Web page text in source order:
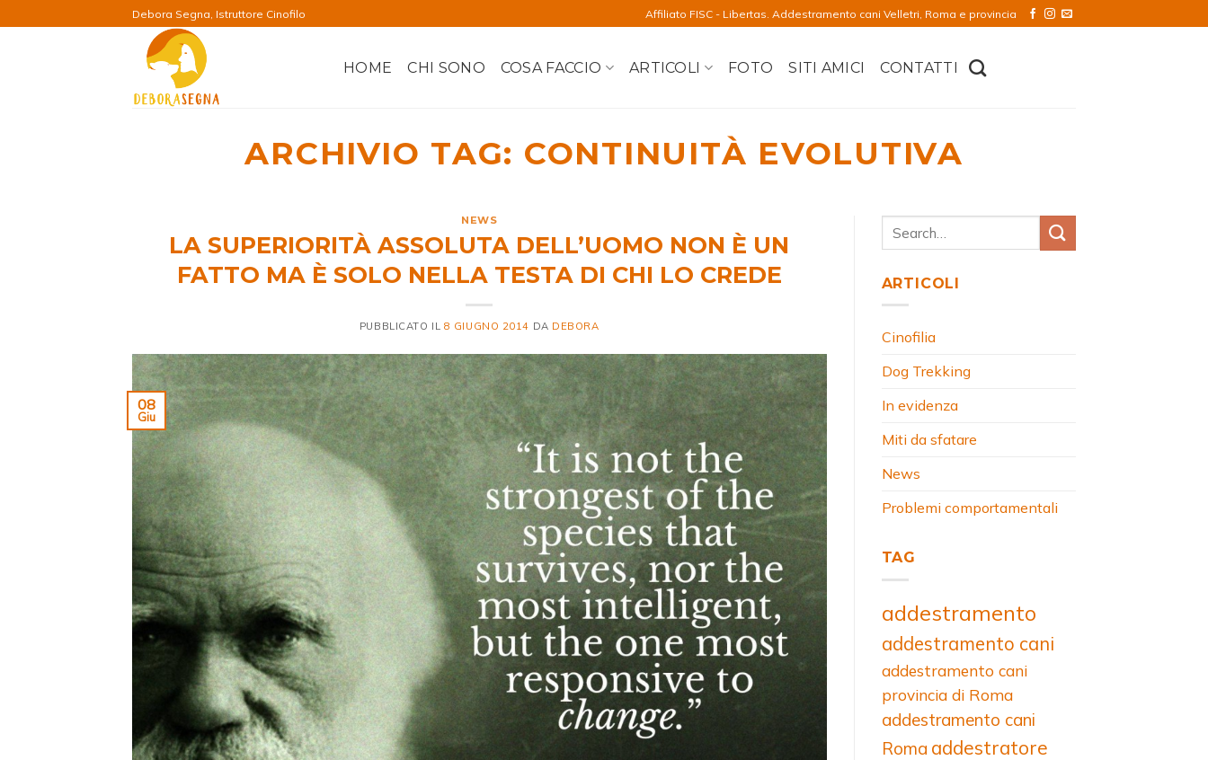
ai
Debora Segna, Istruttore Cinofilo Affiliato FISC - Libertas. Addestramento cani Velletri, Roma e provincia
HOME CHI SONO COSA FACCIO ARTICOLI FOTO SITI AMICI CONTATTI
ARCHIVIO TAG: CONTINUITÀ EVOLUTIVA
NEWS
LA SUPERIORITÀ ASSOLUTA DELL’UOMO NON È UN
FATTO MA È SOLO NELLA TESTA DI CHI LO CREDE
PUBBLICATO IL 8 GIUGNO 2014 DA DEBORA
08
Giu
ARTICOLI
Cinofilia
Dog Trekking
In evidenza
Miti da sfatare
News
Problemi comportamentali
TAG
addestramento
addestramento cani
addestramento cani
provincia di Roma
addestramento cani
Roma addestratore